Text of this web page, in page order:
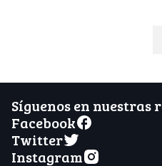
Síguenos en nuestras
Facebook
Twitter
Instagram